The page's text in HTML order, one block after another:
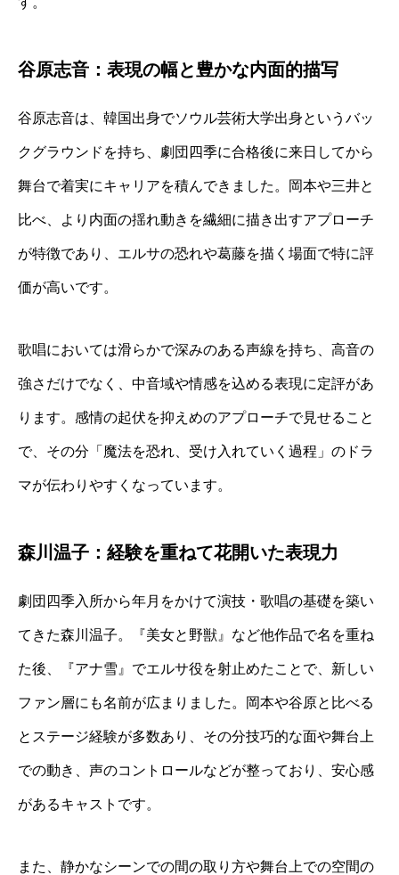
谷原志音：表現の幅と豊かな内面的描写
谷原志音は、韓国出身でソウル芸術大学出身というバッ
クグラウンドを持ち、劇団四季に合格後に来日してから
舞台で着実にキャリアを積んできました。岡本や三井と
比べ、より内面の揺れ動きを繊細に描き出すアプローチ
が特徴であり、エルサの恐れや葛藤を描く場面で特に評
価が高いです。
歌唱においては滑らかで深みのある声線を持ち、高音の
強さだけでなく、中音域や情感を込める表現に定評があ
ります。感情の起伏を抑えめのアプローチで見せること
で、その分「魔法を恐れ、受け入れていく過程」のドラ
マが伝わりやすくなっています。
森川温子：経験を重ねて花開いた表現力
劇団四季入所から年月をかけて演技・歌唱の基礎を築い
てきた森川温子。『美女と野獣』など他作品で名を重ね
た後、『アナ雪』でエルサ役を射止めたことで、新しい
ファン層にも名前が広まりました。岡本や谷原と比べる
とステージ経験が多数あり、その分技巧的な面や舞台上
での動き、声のコントロールなどが整っており、安心感
があるキャストです。
また、静かなシーンでの間の取り方や舞台上での空間の